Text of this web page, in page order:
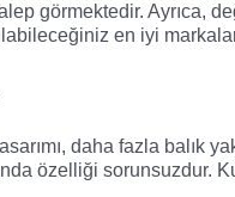
görmektedir.
en iyi
daha fazla
özelliği sorunsuzdur.